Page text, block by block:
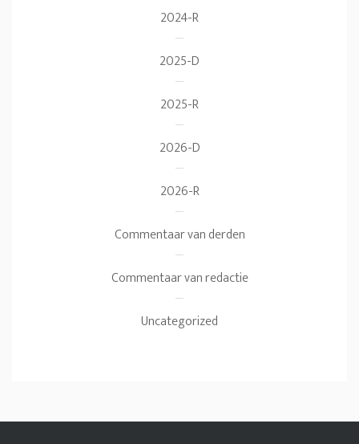
2024-R
2025-D
2025-R
2026-D
2026-R
Commentaar van derden
Commentaar van redactie
Uncategorized